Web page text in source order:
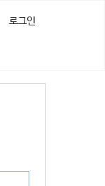
로그인